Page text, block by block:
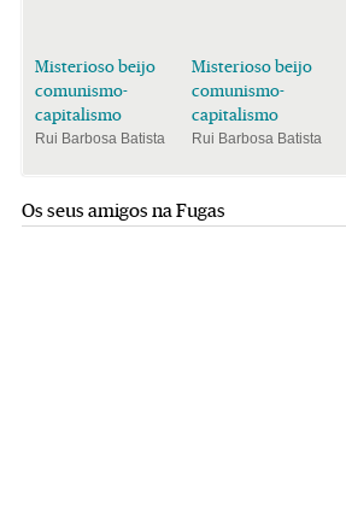
Misterioso beijo
comunismo-
capitalismo
Rui Barbosa Batista
Misterioso beijo
comunismo-
capitalismo
Rui Barbosa Batista
Os seus amigos na Fugas